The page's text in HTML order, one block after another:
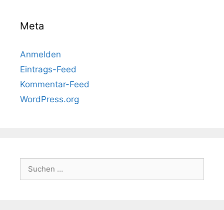
Meta
Anmelden
Eintrags-Feed
Kommentar-Feed
WordPress.org
Suchen